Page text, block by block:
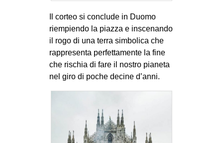
Il corteo si conclude in Duomo
riempiendo la piazza e inscenando
il rogo di una terra simbolica che
rappresenta perfettamente la fine
che rischia di fare il nostro pianeta
nel giro di poche decine d’anni.